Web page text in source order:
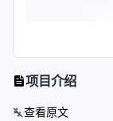
项目介绍
查看原文